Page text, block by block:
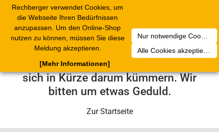
Rechberger verwendet Cookies, um
die Webseite Ihren Bedürfnissen
anzupassen. Um den Online-Shop
nutzen zu können, müssen Sie diese
Meldung akzeptieren.
Nur notwendige Cookies akzeptieren
Alle Cookies akzeptieren
[Mehr Informationen]
Leider ist ein technischer Fehler
aufgetreten. Unser Service-Team wird
sich in Kürze darum kümmern. Wir
bitten um etwas Geduld.
Zur Startseite